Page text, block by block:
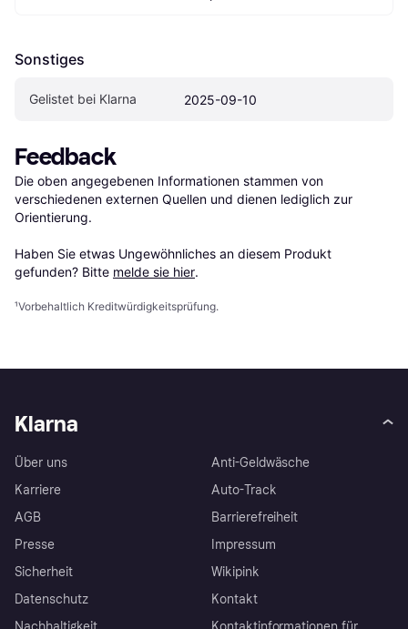
Sonstiges
Gelistet bei Klarna 2025-09-10
Feedback
Die oben angegebenen Informationen stammen von
verschiedenen externen Quellen und dienen lediglich zur
Orientierung.
Haben Sie etwas Ungewöhnliches an diesem Produkt
gefunden? Bitte melde sie hier.
¹Vorbehaltlich Kreditwürdigkeitsprüfung.
Klarna
Über uns
Karriere
AGB
Presse
Sicherheit
Datenschutz
Anti-Geldwäsche
Auto-Track
Barrierefreiheit
Impressum
Wikipink
Kontakt